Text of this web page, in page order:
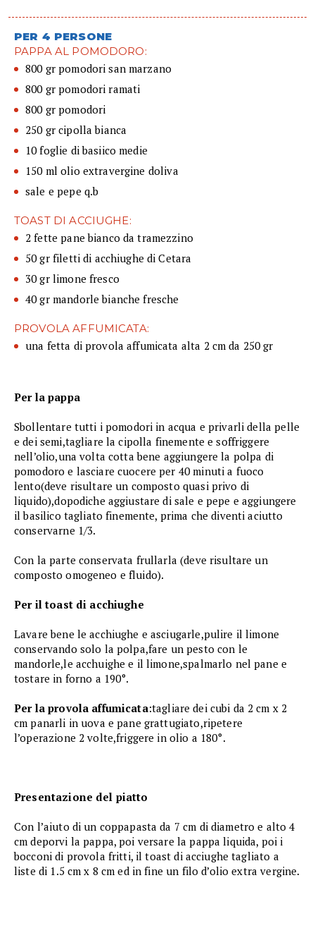
PER 4 PERSONE
PAPPA AL POMODORO:
800 gr pomodori san marzano
800 gr pomodori ramati
800 gr pomodori
250 gr cipolla bianca
10 foglie di basiico medie
150 ml olio extravergine doliva
sale e pepe q.b
TOAST DI ACCIUGHE:
2 fette pane bianco da tramezzino
50 gr filetti di acchiughe di Cetara
30 gr limone fresco
40 gr mandorle bianche fresche
PROVOLA AFFUMICATA:
una fetta di provola affumicata alta 2 cm da 250 gr
Per la pappa
Sbollentare tutti i pomodori in acqua e privarli della pelle
e dei semi,tagliare la cipolla finemente e soffriggere
nell’olio,una volta cotta bene aggiungere la polpa di
pomodoro e lasciare cuocere per 40 minuti a fuoco
lento(deve risultare un composto quasi privo di
liquido),dopodiche aggiustare di sale e pepe e aggiungere
il basilico tagliato finemente, prima che diventi aciutto
conservarne 1/3.
Con la parte conservata frullarla (deve risultare un
composto omogeneo e fluido).
Per il toast di acchiughe
Lavare bene le acchiughe e asciugarle,pulire il limone
conservando solo la polpa,fare un pesto con le
mandorle,le acchuighe e il limone,spalmarlo nel pane e
tostare in forno a 190°.
Per la provola affumicata:tagliare dei cubi da 2 cm x 2
cm panarli in uova e pane grattugiato,ripetere
l’operazione 2 volte,friggere in olio a 180°.
Presentazione del piatto
Con l’aiuto di un coppapasta da 7 cm di diametro e alto 4
cm deporvi la pappa, poi versare la pappa liquida, poi i
bocconi di provola fritti, il toast di acciughe tagliato a
liste di 1.5 cm x 8 cm ed in fine un filo d’olio extra vergine.